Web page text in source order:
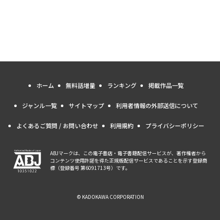
ホーム 無料話増量 ランキング 掲載作品一覧
ジャンル一覧 サイトマップ 利用者情報の外部送信について
よくあるご質問 / お問い合わせ 利用規約 プライバシーポリシー
ABJマークは、この電子書店・電子書籍配信サービスが、著作権者から
コンテンツ使用許諾を得た正規版配信サービスであることを示す登録商
標（登録番号 第6091713号）です。
© KADOKAWA CORPORATION